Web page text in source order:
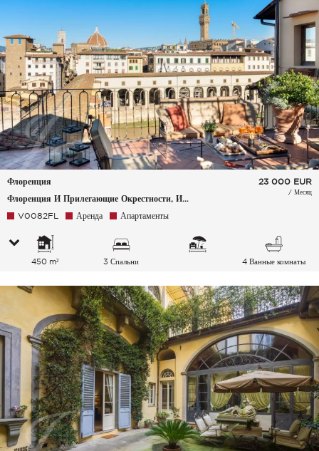
Флоренция
Флоренция И Прилегающие Окрестности, Италия
23 000 EUR
/ Месяц
V0082FL Аренда Апартаменты
450 m² 3 Спальни 4 Ванные комнаты